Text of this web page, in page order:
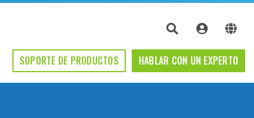
SOPORTE DE PRODUCTOS HABLAR CON UN EXPERTO